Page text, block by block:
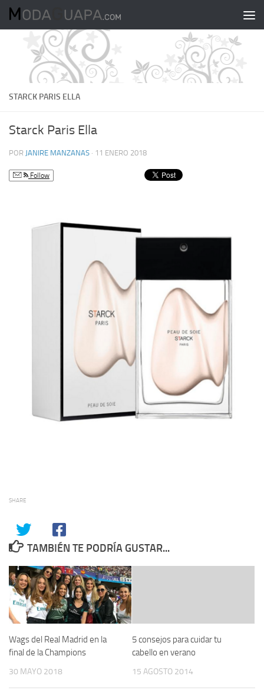
Saltar al contenido
STARCK PARIS ELLA
Starck Paris Ella
POR JANIRE MANZANAS · 11 ENERO 2018
Follow
SHARE
TAMBIÉN TE PODRÍA GUSTAR...
Wags del Real Madrid en la
final de la Champions
30 MAYO 2018
5 consejos para cuidar tu
cabello en verano
15 AGOSTO 2014